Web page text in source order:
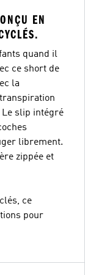
EN
quand il
ce short de
la
slip intégré
librement.
zippée et
ce
pour